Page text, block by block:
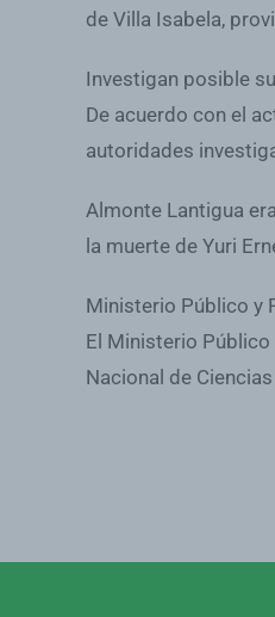
de Villa Isabela,
Investigan posible
De acuerdo con el
autoridades
Almonte Lantigua
la muerte de Yuri
Ministerio Público y
El Ministerio
Nacional de